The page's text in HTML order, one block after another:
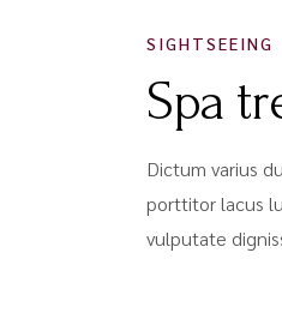
SIGHTSEEING
Spa
Dictum varius
porttitor lacus
vulputate